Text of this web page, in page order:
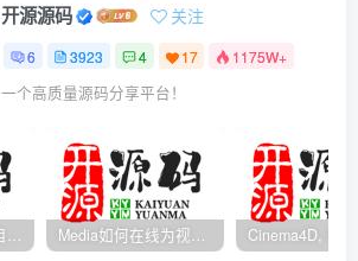
开源源码 关注
6 3923 4 17 1175W+
一个高质量源码分享平台！
拼多多一折赔付项目是怎么操作的？ Media如何在线为视频自动添加字幕？